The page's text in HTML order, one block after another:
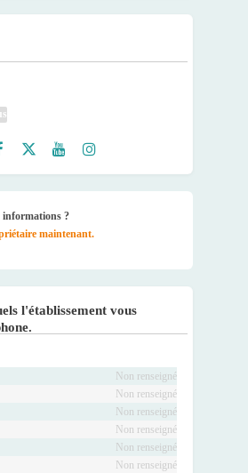
informations ?
maintenant.
l'établissement vous
Non renseigné
Non renseigné
Non renseigné
Non renseigné
Non renseigné
Non renseigné